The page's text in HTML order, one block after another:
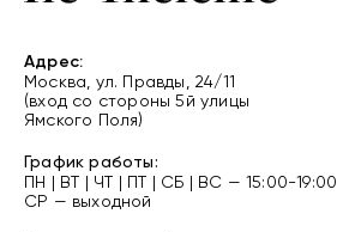
Адрес:
Москва, ул. Правды, 24/11
(вход со стороны 5й улицы
Ямского Поля)
График работы:
ПН | ВТ | ЧТ | ПТ | СБ | ВС — 15:00-19:00
СР — выходной